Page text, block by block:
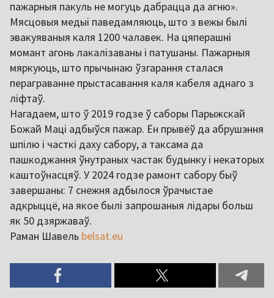
пажарныя пакуль не могуць дабрацца да агню».
Мясцовыя медыі паведамляюць, што з вежы былі
эвакуяваныя каля 1200 чалавек. На цяперашні
момант агонь лакалізаваны і патушаны. Пажарныя
мяркуюць, што прычынаю ўзгарання сталася
пераграванне прыстасавання каля кабеля аднаго з
ліфтаў.
Нагадаем, што ў 2019 годзе ў саборы Парыжскай
Божай Маці адбыўся пажар. Ён прывёў да абрушэння
шпілю і часткі даху сабору, а таксама да
пашкоджання ўнутраных частак будынку і некаторых
каштоўнасцяў. У 2024 годзе рамонт сабору быў
завершаны: 7 снежня адбылося ўрачыстае
адкрыццё, на якое былі запрошаныя лідары больш
як 50 дзяржаваў.
Раман Шавель belsat.eu